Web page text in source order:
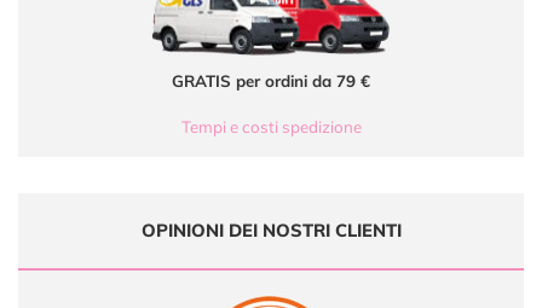
GRATIS per ordini da 79 €
Tempi e costi spedizione
OPINIONI DEI NOSTRI CLIENTI